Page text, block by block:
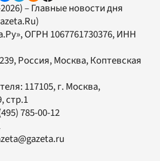
– Главные новости дня
, ОГРН 1067761730376, ИНН
Россия, Москва, Коптевская
117105, г. Москва,
стр.1
785-00-12